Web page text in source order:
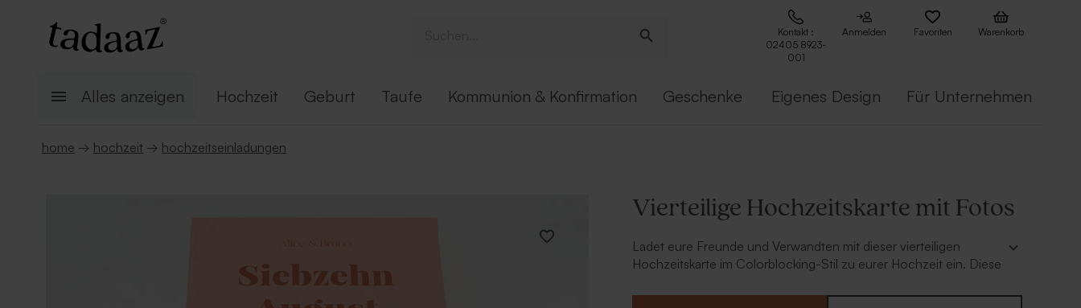
Kontakt :
02405 8923-
001
Anmelden Favoriten Warenkorb
Alles anzeigen Hochzeit Geburt Taufe Kommunion & Konfirmation Geschenke Eigenes Design Für Unternehmen
home → hochzeit → hochzeitseinladungen
Vierteilige Hochzeitskarte mit Fotos
Ladet eure Freunde und Verwandten mit dieser vierteiligen
Hochzeitskarte im Colorblocking-Stil zu eurer Hochzeit ein. Diese
hinzuzufügen. In unserem Editor könnt ihr die Farben der